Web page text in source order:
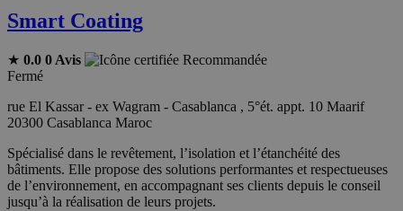
Smart Coating
★ 0.0 0 Avis
Recommandée
Fermé
rue El Kassar - ex Wagram - Casablanca , 5°ét. appt. 10 Maarif
20300 Casablanca Maroc
Spécialisé dans le revêtement, l’isolation et l’étanchéité des
bâtiments. Elle propose des solutions performantes et respectueuses
de l’environnement, en accompagnant ses clients depuis le conseil
jusqu’à la réalisation de leurs projets.